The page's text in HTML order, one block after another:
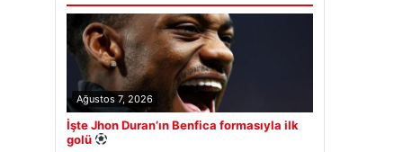
Ağustos 7, 2026
İşte Jhon Duran’ın Benfica formasıyla ilk
golü